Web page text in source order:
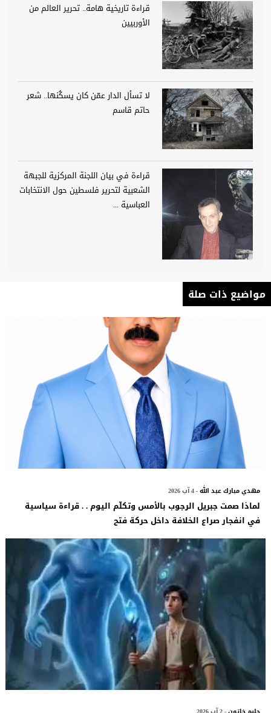
قراءة تاريخية هامة.. تحرير العالم من
الأوربيين
لا تسأل الدار عمّن كان يسكُنها.. شعر
حاتم قاسم
قراءة في بيان اللجنة المركزية للجبهة
الشعبية لتحرير فلسطين حول الانتخابات
العباسية ...
مواضيع ذات صلة
مهدي مبارك عبد الله- 4 آب 2026
لماذا صمت جبريل الرجوب بالأمس وتكلّم اليوم . . قراءة سياسية
في انفجار صراع الخلافة داخل حركة فتح